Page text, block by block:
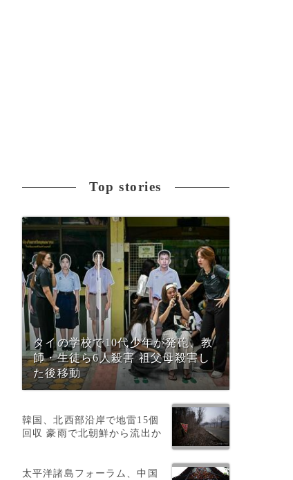
Top stories
タイの学校で10代少年が発砲、教
師・生徒ら6人殺害 祖父母殺害し
た後移動
韓国、北西部沿岸で地雷15個
回収 豪雨で北朝鮮から流出か
太平洋諸島フォーラム、中国